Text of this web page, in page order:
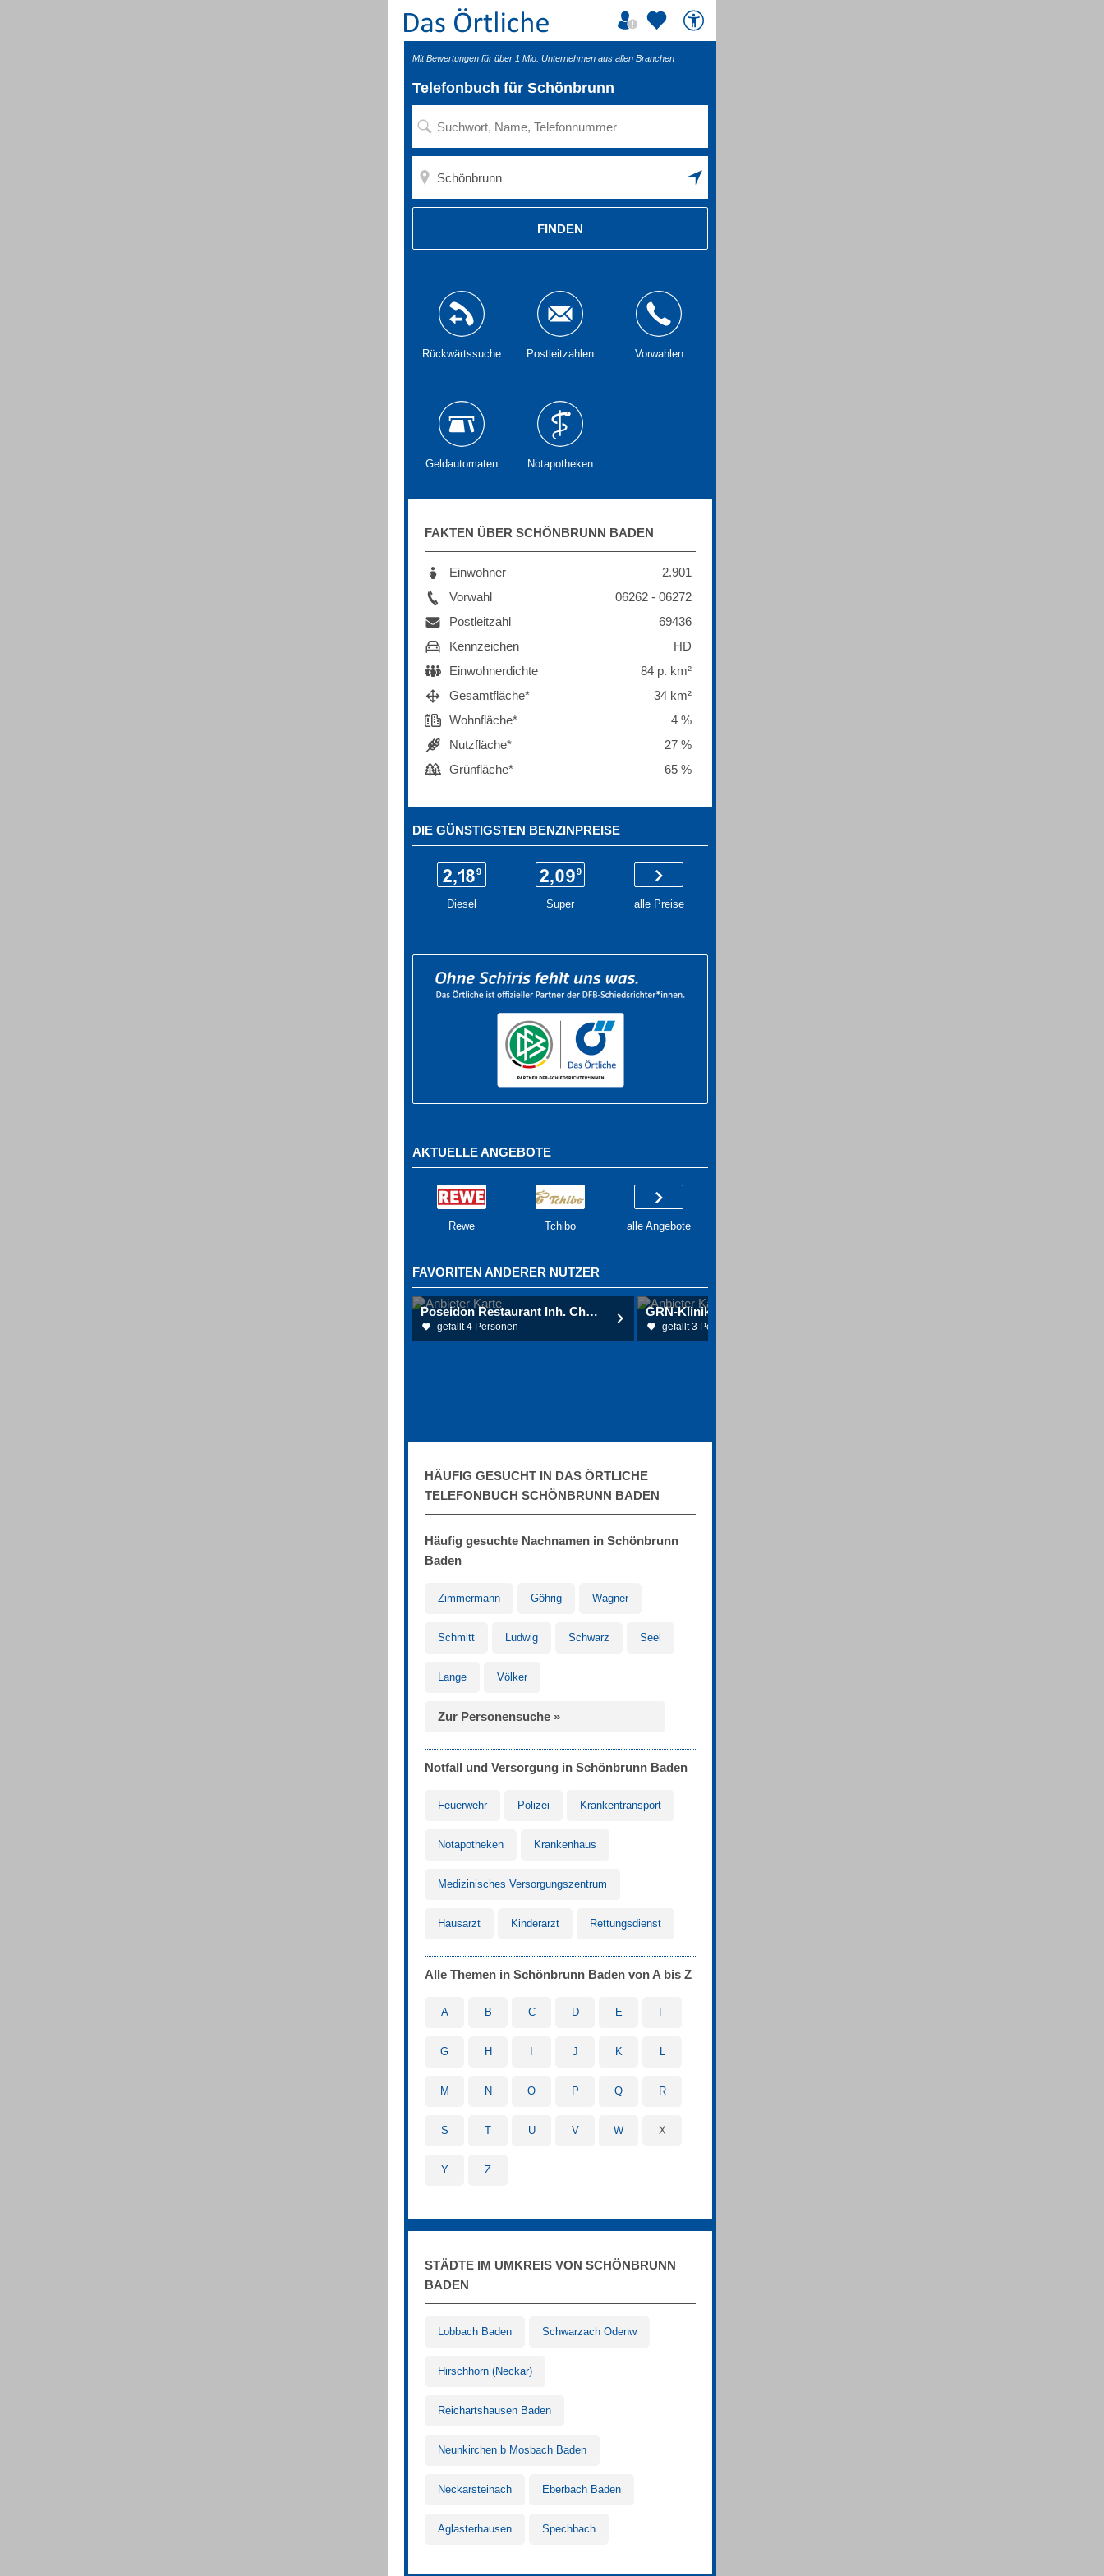
Mit Bewertungen für über 1 Mio. Unternehmen aus allen Branchen
Telefonbuch für Schönbrunn
FINDEN
Rückwärtssuche Postleitzahlen Vorwahlen
Geldautomaten Notapotheken
FAKTEN ÜBER SCHÖNBRUNN BADEN
Einwohner
2.901
Vorwahl
06262 - 06272
Postleitzahl
69436
Kennzeichen
HD
Einwohnerdichte
84 p. km²
Gesamtfläche*
34 km²
Wohnfläche*
4 %
Nutzfläche*
27 %
Grünfläche*
65 %
DIE GÜNSTIGSTEN BENZINPREISE
Diesel Super alle Preise
AKTUELLE ANGEBOTE
Rewe Tchibo alle Angebote
FAVORITEN ANDERER NUTZER
Poseidon Restaurant Inh. Christos Babanatsas
gefällt 4 Personen gefällt 3 Personen
HÄUFIG GESUCHT IN DAS ÖRTLICHE
TELEFONBUCH SCHÖNBRUNN BADEN
Häufig gesuchte Nachnamen in Schönbrunn
Baden
Zimmermann Göhrig Wagner
Schmitt Ludwig Schwarz Seel
Lange Völker
Zur Personensuche »
Notfall und Versorgung in Schönbrunn Baden
Feuerwehr Polizei Krankentransport
Notapotheken Krankenhaus
Medizinisches Versorgungszentrum
Hausarzt Kinderarzt Rettungsdienst
Alle Themen in Schönbrunn Baden von A bis Z
A B C D E F
G H J K L
M N O P Q R
S T U V W X
Y Z
STÄDTE IM UMKREIS VON SCHÖNBRUNN
BADEN
Lobbach Baden Schwarzach Odenw
Hirschhorn (Neckar)
Reichartshausen Baden
Neunkirchen b Mosbach Baden
Neckarsteinach Eberbach Baden
Aglasterhausen Spechbach